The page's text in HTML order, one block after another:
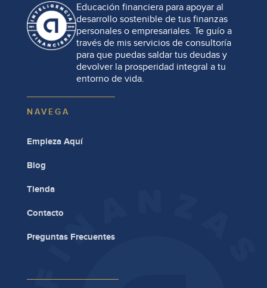
Educación financiera para apoyar al
desarrollo sostenible de tus finanzas
personales o empresariales. Te guío a
través de mis servicios de consultoría
para que puedas saldar tus deudas y
devolver la prosperidad integral a tu
entorno de vida.
NAVEGA
Empieza Aquí
Blog
Tienda
Contacto
Preguntas Frecuentes